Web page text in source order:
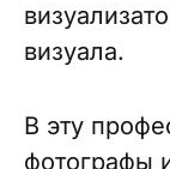
визуала.
В эту
фотографы